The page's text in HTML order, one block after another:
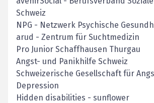
Schweiz
NPG - Netzwerk Psychische
arud - Zentrum für Suchtmedizin
Pro Junior Schaffhausen Thurgau
Angst- und Panikhilfe Schweiz
Schweizerische Gesellschaft für
Depression
Hidden disabilities - sunflower